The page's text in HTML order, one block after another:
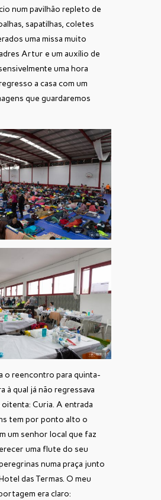
num pavilhão repleto de
sapatilhas, coletes
uma missa muito
Artur e um auxílio de
uma hora
a casa com um
que guardaremos
o reencontro para quinta-
à qual já não regressava
Curia. A entrada
tem por ponto alto o
um senhor local que faz
uma flute do seu
numa praça junto
das Termas. O meu
era claro: